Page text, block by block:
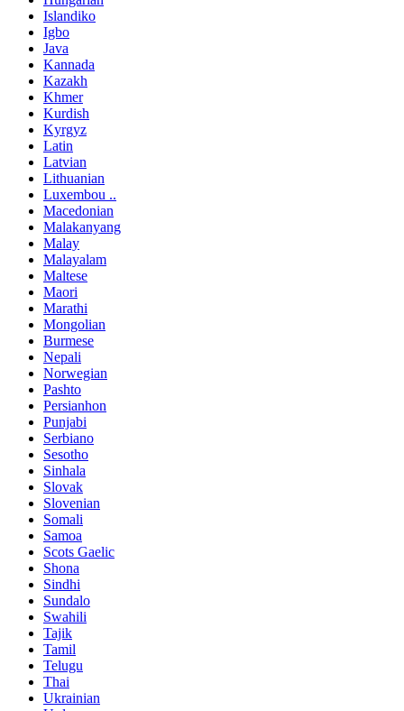
Islandiko
Igbo
Java
Kannada
Kazakh
Khmer
Kurdish
Kyrgyz
Latin
Latvian
Lithuanian
Luxembou ..
Macedonian
Malakanyang
Malay
Malayalam
Maltese
Maori
Marathi
Mongolian
Burmese
Nepali
Norwegian
Pashto
Persianhon
Punjabi
Serbiano
Sesotho
Sinhala
Slovak
Slovenian
Somali
Samoa
Scots Gaelic
Shona
Sindhi
Sundalo
Swahili
Tajik
Tamil
Telugu
Thai
Ukrainian